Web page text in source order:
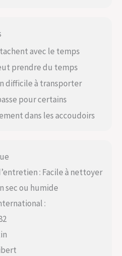
avec le temps
prendre du temps
difficile à transporter
pour certains
dans les accoudoirs
: Facile à nettoyer
sec ou humide
: